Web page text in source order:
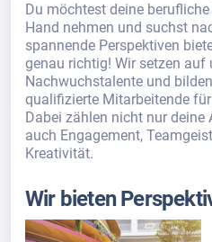
Du möchtest deine
Hand nehmen und suchst
spannende Perspektiven
genau richtig! Wir setzen auf
Nachwuchstalente und
qualifizierte Mitarbeitende
Dabei zählen nicht nur
auch Engagement,
Kreativität.
Wir bieten